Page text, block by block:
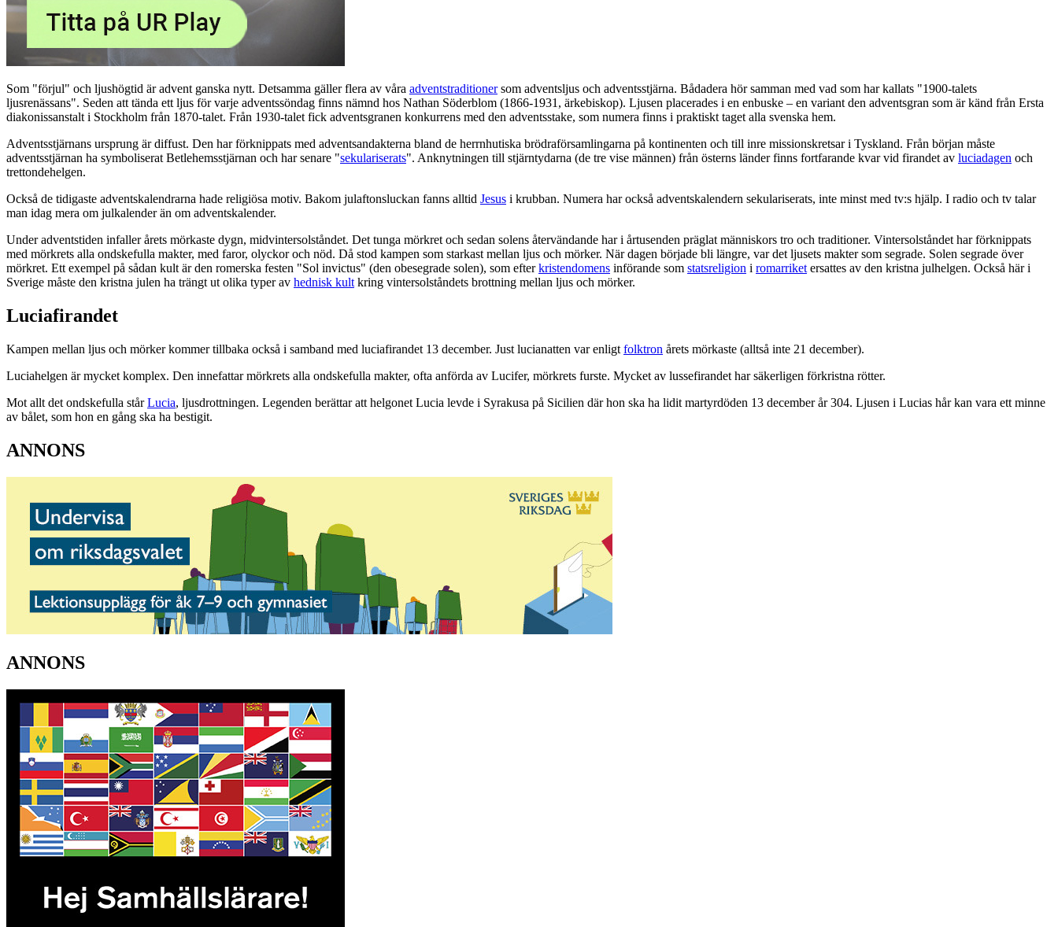
Som "förjul" och ljushögtid är advent ganska nytt. Detsamma gäller flera av våra adventstraditionersom adventsljus och adventsstjärna. Bådadera hör samman med vad som har kallats "1900-talets
ljusrenässans". Seden att tända ett ljus för varje adventssöndag finns nämnd hos Nathan Söderblom (1866-1931, ärkebiskop). Ljusen placerades i en enbuske – en variant den adventsgran som är känd från Ersta
diakonissanstalt i Stockholm från 1870-talet. Från 1930-talet fick adventsgranen konkurrens med den adventsstake, som numera finns i praktiskt taget alla svenska hem.
Adventsstjärnans ursprung är diffust. Den har förknippats med adventsandakterna bland de herrnhutiska brödraförsamlingarna på kontinenten och till inre missionskretsar i Tyskland. Från början måste
adventsstjärnan ha symboliserat Betlehemsstjärnan och har senare "sekulariserats". Anknytningen till stjärntydarna (de tre vise männen) från österns länder finns fortfarande kvar vid firandet av luciadagen och
trettondehelgen.
Också de tidigaste adventskalendrarna hade religiösa motiv. Bakom julaftonsluckan fanns alltid Jesus i krubban. Numera har också adventskalendern sekulariserats, inte minst med tv:s hjälp. I radio och tv talar
man idag mera om julkalender än om adventskalender.
Under adventstiden infaller årets mörkaste dygn, midvintersolståndet. Det tunga mörkret och sedan solens återvändande har i årtusenden präglat människors tro och traditioner. Vintersolståndet har förknippats
med mörkrets alla ondskefulla makter, med faror, olyckor och nöd. Då stod kampen som starkast mellan ljus och mörker. När dagen började bli längre, var det ljusets makter som segrade. Solen segrade över
mörkret. Ett exempel på sådan kult är den romerska festen "Sol invictus" (den obesegrade solen), som efterkristendomens införande som statsreligion i romarriket ersattes av den kristna julhelgen. Också här i
Sverige måste den kristna julen ha trängt ut olika typer av hednisk kult kring vintersolståndets brottning mellan ljus och mörker.
Luciafirandet
Kampen mellan ljus och mörker kommer tillbaka också i samband med luciafirandet 13 december. Just lucianatten var enligt folktron årets mörkaste (alltså inte 21 december).
Luciahelgen är mycket komplex. Den innefattar mörkrets alla ondskefulla makter, ofta anförda av Lucifer, mörkrets furste. Mycket av lussefirandet har säkerligen förkristna rötter.
Mot allt det ondskefulla stårLucia, ljusdrottningen. Legenden berättar att helgonet Lucia levde i Syrakusa på Sicilien där hon ska ha lidit martyrdöden 13 december år 304. Ljusen i Lucias hår kan vara ett minne
av bålet, som hon en gång ska ha bestigit.
ANNONS
ANNONS